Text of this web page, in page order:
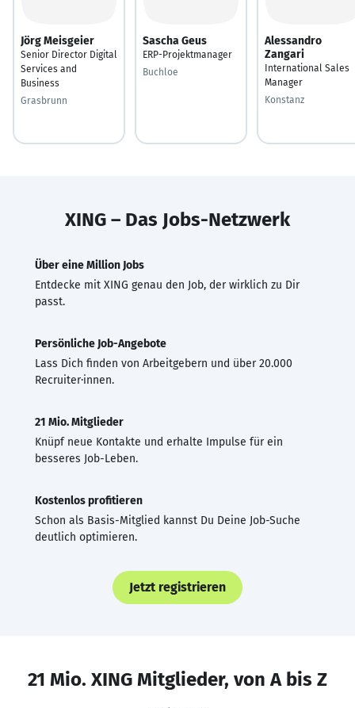
Jörg Meisgeier
Senior Director Digital
Services and
Business
Grasbrunn
Sascha Geus
ERP-Projektmanager
Buchloe
Alessandro
Zangari
International Sales
Manager
Konstanz
XING – Das Jobs-Netzwerk
Über eine Million Jobs
Entdecke mit XING genau den Job, der wirklich zu Dir
passt.
Persönliche Job-Angebote
Lass Dich finden von Arbeitgebern und über 20.000
Recruiter·innen.
21 Mio. Mitglieder
Knüpf neue Kontakte und erhalte Impulse für ein
besseres Job-Leben.
Kostenlos profitieren
Schon als Basis-Mitglied kannst Du Deine Job-Suche
deutlich optimieren.
Jetzt registrieren
21 Mio. XING Mitglieder, von A bis Z